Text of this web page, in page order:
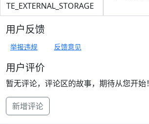
TE_EXTERNAL_STORAGE
用户反馈
举报违规 反馈意见
用户评价
暂无评论，评论区的故事，期待从您开始！
新增评论